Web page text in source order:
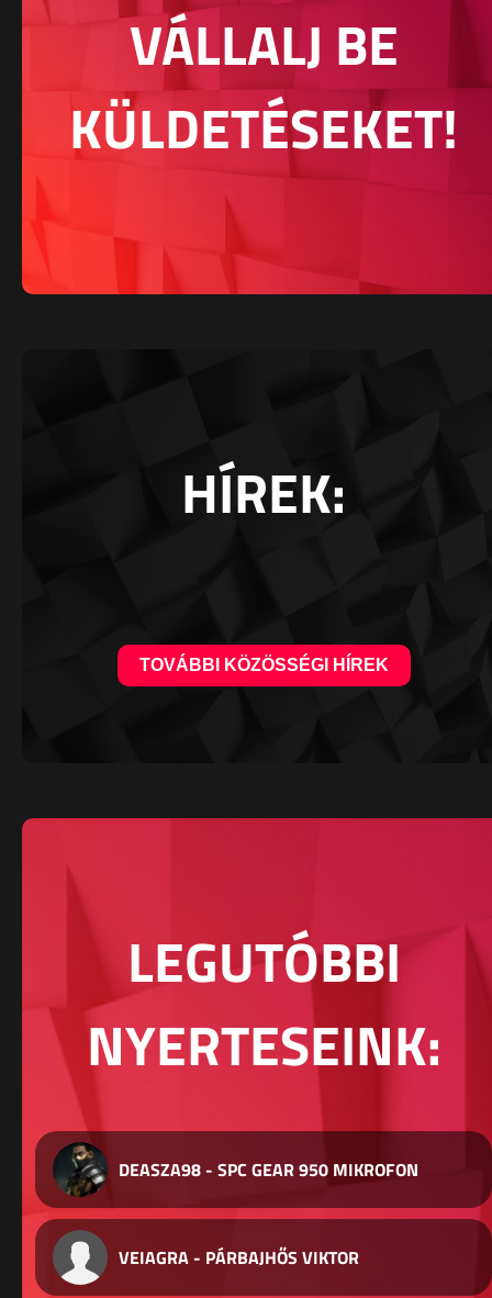
VÁLLALJ BE
KÜLDETÉSEKET!
HÍREK:
TOVÁBBI KÖZÖSSÉGI HÍREK
LEGUTÓBBI
NYERTESEINK:
DEASZA98 - SPC GEAR 950 MIKROFON
VEIAGRA - PÁRBAJHŐS VIKTOR